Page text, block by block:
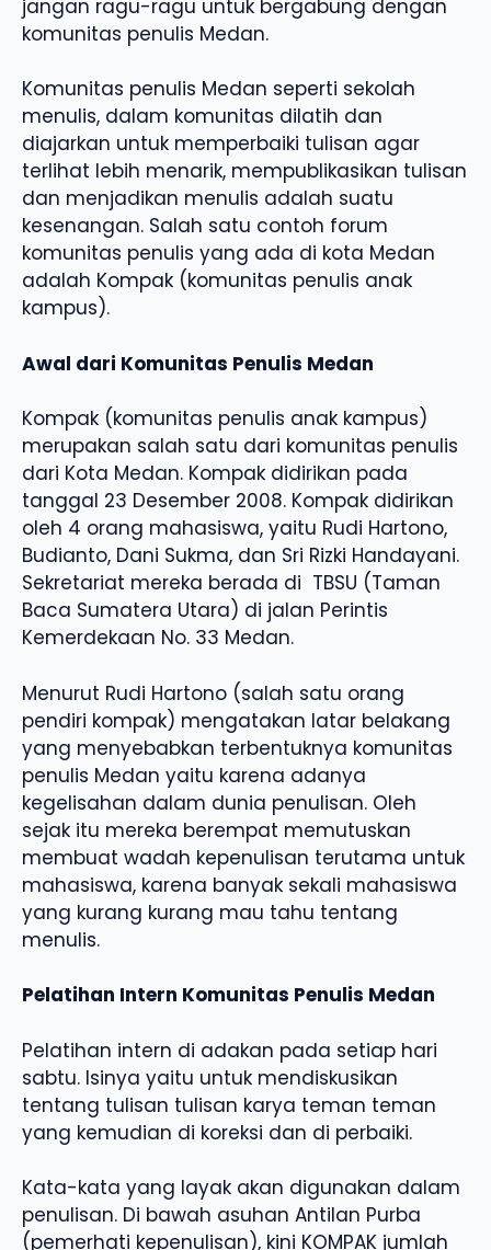
jangan ragu-ragu untuk bergabung dengan
komunitas penulis Medan.
Komunitas penulis Medan seperti sekolah
menulis, dalam komunitas dilatih dan
diajarkan untuk memperbaiki tulisan agar
terlihat lebih menarik, mempublikasikan tulisan
dan menjadikan menulis adalah suatu
kesenangan. Salah satu contoh forum
komunitas penulis yang ada di kota Medan
adalah Kompak (komunitas penulis anak
kampus).
Awal dari Komunitas Penulis Medan
Kompak (komunitas penulis anak kampus)
merupakan salah satu dari komunitas penulis
dari Kota Medan. Kompak didirikan pada
tanggal 23 Desember 2008. Kompak didirikan
oleh 4 orang mahasiswa, yaitu Rudi Hartono,
Budianto, Dani Sukma, dan Sri Rizki Handayani.
Sekretariat mereka berada di TBSU (Taman
Baca Sumatera Utara) di jalan Perintis
Kemerdekaan No. 33 Medan.
Menurut Rudi Hartono (salah satu orang
pendiri kompak) mengatakan latar belakang
yang menyebabkan terbentuknya komunitas
penulis Medan yaitu karena adanya
kegelisahan dalam dunia penulisan. Oleh
sejak itu mereka berempat memutuskan
membuat wadah kepenulisan terutama untuk
mahasiswa, karena banyak sekali mahasiswa
yang kurang kurang mau tahu tentang
menulis.
Pelatihan Intern Komunitas Penulis Medan
Pelatihan intern di adakan pada setiap hari
sabtu. Isinya yaitu untuk mendiskusikan
tentang tulisan tulisan karya teman teman
yang kemudian di koreksi dan di perbaiki.
Kata-kata yang layak akan digunakan dalam
penulisan. Di bawah asuhan Antilan Purba
(pemerhati kepenulisan), kini KOMPAK jumlah